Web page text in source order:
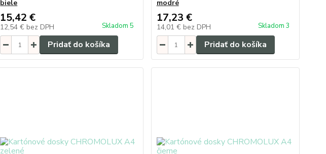
biele
15,42 €
12,54 € bez DPH Skladom 5
Pridať do košíka
modré
17,23 €
14,01 € bez DPH Skladom 3
Pridať do košíka